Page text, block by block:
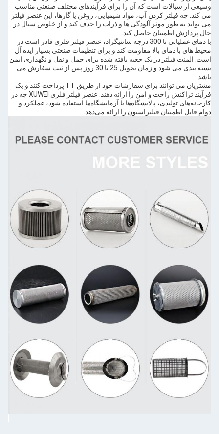
وسیعی از سیالات است که آن را برای فرآیندهای مختلف صنعتی مناسب
می کند. چه فیلتر کردن آب، مواد شیمیایی، روغن یا گازها، این عنصر فیلتر
می تواند به طور موثر آلودگی ها و ذرات را حذف کند و از خلوص سیال در
حال پردازش اطمینان حاصل کند.
با دمای عملیاتی تا 300 درجه سانتیگراد، عنصر فیلتر فلزی قادر است در
محیط های با دمای بالا مقاومت کند و برای تنظیمات صنعتی بسیار ایده آل
است. المنت فیلتر در یک جعبه بافته شده برای حمل و نقل و نگهداری ایمن
بسته بندی می شود و زمان تحویل 25 تا 30 روز پس از ثبت سفارش می
باشد.
مشتریان می توانند برای سفارشات خود از طریق TT پرداخت کنند و یک
فرآیند تراکنش راحت و امن را ارائه دهند. عنصر فیلتر فلزی XUWEI چه در
کارخانه‌های تولیدی، پالایشگاه‌ها یا آزمایشگاه‌ها استفاده شود، عملکرد و
دوام قابل اطمینان فیلتراسیون را ارائه می‌دهد.